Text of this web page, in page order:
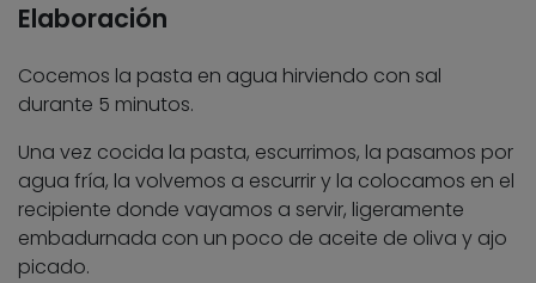
Elaboración
Cocemos la pasta en agua hirviendo con sal
durante 5 minutos.
Una vez cocida la pasta, escurrimos, la pasamos por
agua fría, la volvemos a escurrir y la colocamos en el
recipiente donde vayamos a servir, ligeramente
embadurnada con un poco de aceite de oliva y ajo
picado.